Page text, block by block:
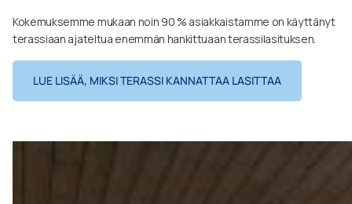
Kokemuksemme mukaan noin 90 % asiakkaistamme on käyttänyt
terassiaan ajateltua enemmän hankittuaan terassilasituksen.
LUE LISÄÄ, MIKSI TERASSI KANNATTAA LASITTAA